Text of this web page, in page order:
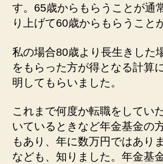
す。65歳からもらうことが通
り上げて60歳からもらうこと
私の場合80歳より長生きした
をもらった方が得となる計算
明してもらいました。
これまで何度か転職をしてい
いているときなど年金基金の
もあり、年に数万円ではあり
なども、知りました。年金基